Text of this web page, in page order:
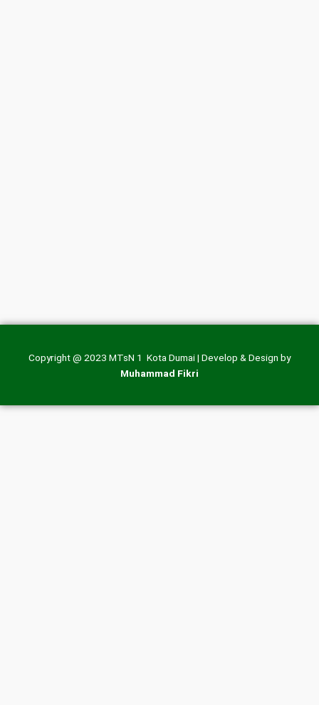
Copyright @ 2023 MTsN 1 Kota Dumai | Develop & Design by
Muhammad Fikri